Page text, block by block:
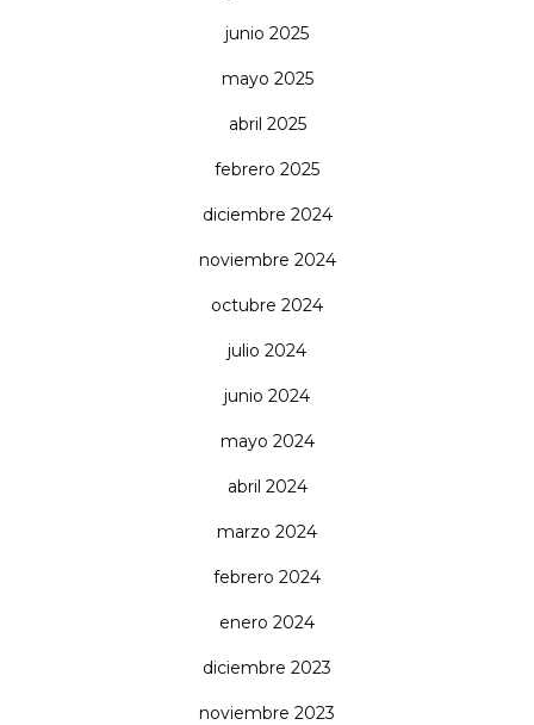
junio 2025
mayo 2025
abril 2025
febrero 2025
diciembre 2024
noviembre 2024
octubre 2024
julio 2024
junio 2024
mayo 2024
abril 2024
marzo 2024
febrero 2024
enero 2024
diciembre 2023
noviembre 2023